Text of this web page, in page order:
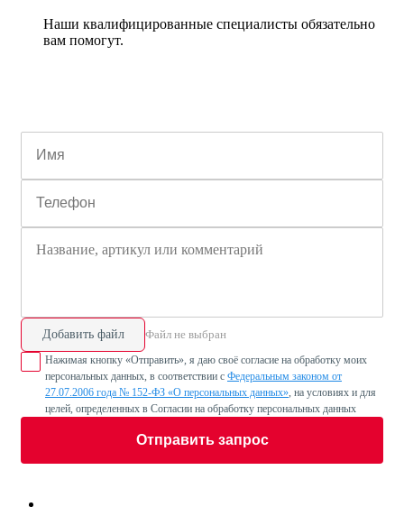
Наши квалифицированные специалисты обязательно
вам помогут.
Добавить файл Файл не выбран
Нажимая кнопку «Отправить», я даю своё согласие на обработку моих
персональных данных, в соответствии с Федеральным законом от
27.07.2006 года № 152-ФЗ «О персональных данных», на условиях и для
целей, определенных в Согласии на обработку персональных данных
Отправить запрос